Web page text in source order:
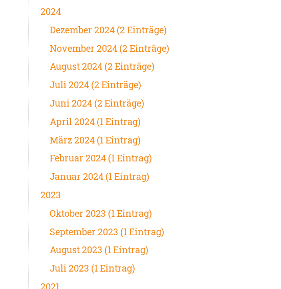
2024
Dezember 2024 (2 Einträge)
November 2024 (2 Einträge)
August 2024 (2 Einträge)
Juli 2024 (2 Einträge)
Juni 2024 (2 Einträge)
April 2024 (1 Eintrag)
März 2024 (1 Eintrag)
Februar 2024 (1 Eintrag)
Januar 2024 (1 Eintrag)
2023
Oktober 2023 (1 Eintrag)
September 2023 (1 Eintrag)
August 2023 (1 Eintrag)
Juli 2023 (1 Eintrag)